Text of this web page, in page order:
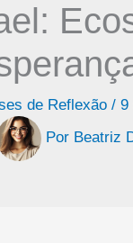
de Reflexão / 9
Por Beatriz